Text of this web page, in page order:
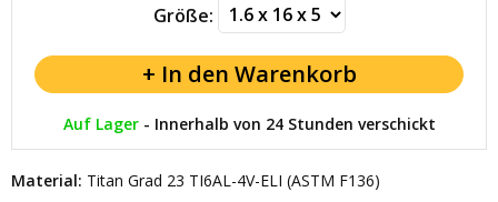
Größe:
Auf Lager- Innerhalb von 24 Stunden verschickt
Material: Titan Grad 23 TI6AL-4V-ELI (ASTM F136)